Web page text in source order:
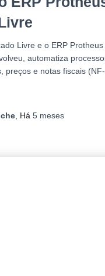
Livre e o ERP
automatiza
preços e notas fiscais
, Há 5 meses